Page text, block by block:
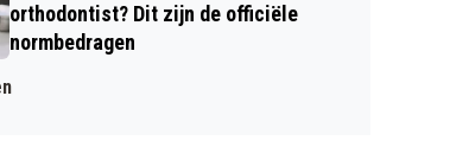
orthodontist? Dit zijn de officiële
normbedragen